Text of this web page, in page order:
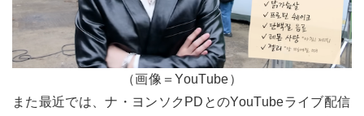
（画像＝YouTube）
また最近では、ナ・ヨンソクPDとのYouTubeライブ配信